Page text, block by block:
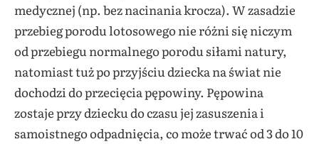
medycznej (np. bez nacinania krocza). W zasadzie
przebieg porodu lotosowego nie różni się niczym
od przebiegu normalnego porodu siłami natury,
natomiast tuż po przyjściu dziecka na świat nie
dochodzi do przecięcia pępowiny. Pępowina
zostaje przy dziecku do czasu jej zasuszenia i
samoistnego odpadnięcia, co może trwać od 3 do 10